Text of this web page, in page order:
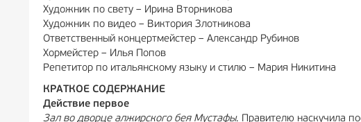
Художник по свету – Ирина Вторникова
Художник по видео – Виктория Злотникова
Ответственный концертмейстер – Александр Рубинов
Хормейстер – Илья Попов
Репетитор по итальянскому языку и стилю – Мария Никитина
КРАТКОЕ СОДЕРЖАНИЕ
Действие первое
Зал во дворце алжирского бея Мустафы. Правителю наскучила